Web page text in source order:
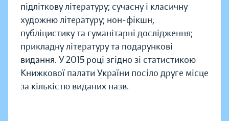
підліткову літературу; сучасну і класичну
художню літературу; нон-фікшн,
публіцистику та гуманітарні дослідження;
прикладну літературу та подарункові
видання. У 2015 році згідно зі статистикою
Книжкової палати України посіло друге місце
за кількістю виданих назв.